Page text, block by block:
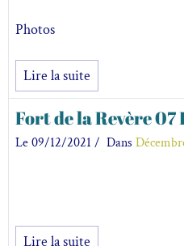
Photos
Lire la suite
Fort de la Revère 07
Le 09/12/2021 Dans
Lire la suite